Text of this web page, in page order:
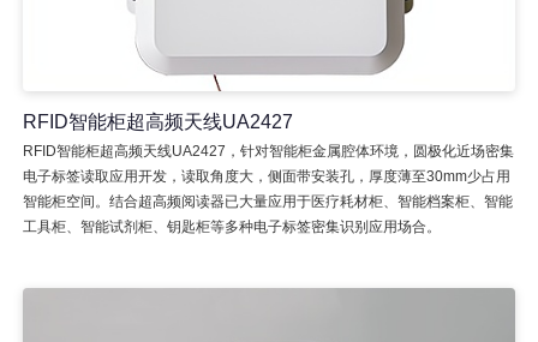
RFID智能柜超高频天线UA2427
RFID智能柜超高频天线UA2427，针对智能柜金属腔体环境，圆极化近场密集
电子标签读取应用开发，读取角度大，侧面带安装孔，厚度薄至30mm少占用
智能柜空间。结合超高频阅读器已大量应用于医疗耗材柜、智能档案柜、智能
工具柜、智能试剂柜、钥匙柜等多种电子标签密集识别应用场合。